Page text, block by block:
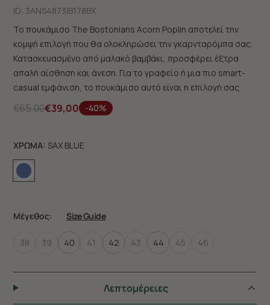
ID: 3ANS4873|B178BX
Το πουκάμισο The Bostonians Acorn Poplin αποτελεί την
κομψή επιλογή που θα ολοκληρώσει την γκαρνταρόμπα σας.
Κατασκευασμένο από μαλακό βαμβάκι, προσφέρει έξτρα
απαλή αίσθηση και άνεση. Για το γραφείο ή μια πιο smart-
casual εμφάνιση, το πουκάμισο αυτό είναι η επιλογή σας.
€65,00€39,00 -40%
ΧΡΩΜΑ: SAX BLUE
Μέγεθος: Size Guide
38 39 40 41 42 43 44 45 46
Λεπτομέρειες